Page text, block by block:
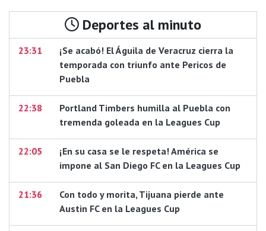
Deportes al minuto
23:31
¡Se acabó! El Águila de Veracruz cierra la
temporada con triunfo ante Pericos de
Puebla
22:38
Portland Timbers humilla al Puebla con
tremenda goleada en la Leagues Cup
22:05
¡En su casa se le respeta! América se
impone al San Diego FC en la Leagues Cup
21:36
Con todo y morita, Tijuana pierde ante
Austin FC en la Leagues Cup